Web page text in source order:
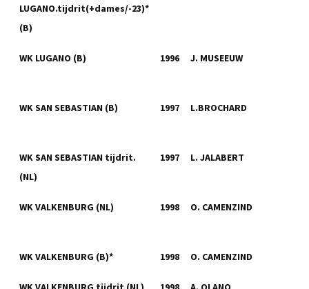
LUGANO.tijdrit(+dames/-23)*
(B)
WK LUGANO (B) 1996 J. MUSEEUW
WK SAN SEBASTIAN (B) 1997 L.BROCHARD
WK SAN SEBASTIAN tijdrit.
(NL)
1997 L. JALABERT
WK VALKENBURG (NL) 1998 O. CAMENZIND
WK VALKENBURG (B)* 1998 O. CAMENZIND